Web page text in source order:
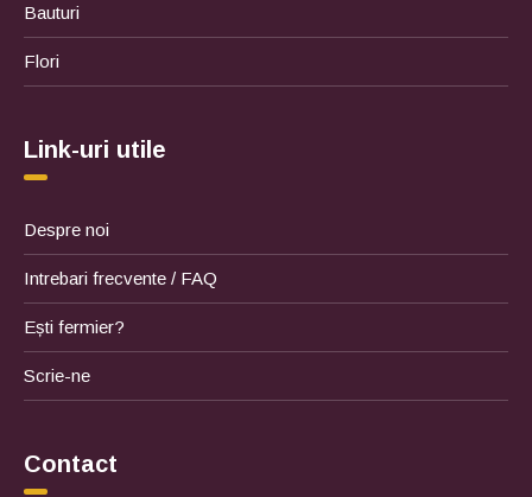
Bauturi
Flori
Link-uri utile
Despre noi
Intrebari frecvente / FAQ
Ești fermier?
Scrie-ne
Contact